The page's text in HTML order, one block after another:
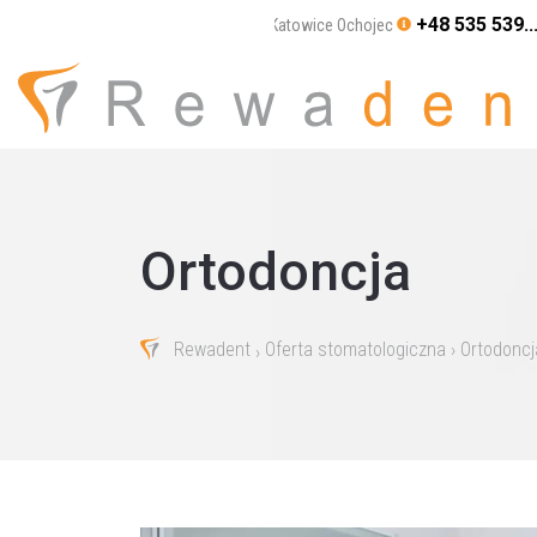
Katowice Ochojec +48 535
Ortodoncja
Rewadent › Oferta stomatologiczna ›